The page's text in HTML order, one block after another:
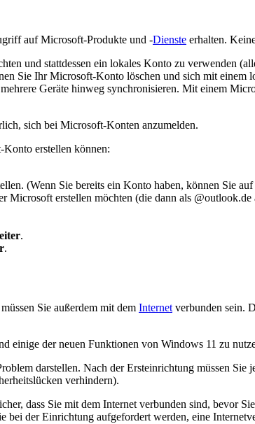
auf Microsoft-Produkte und -Dienste erhalten.
und stattdessen ein lokales Konto zu verwenden
Sie Ihr Microsoft-Konto löschen und sich mit einem
Geräte hinweg synchronisieren. Mit einem
sich bei Microsoft-Konten anzumelden.
erstellen können:
(Wenn Sie bereits ein Konto haben, können Sie
Microsoft erstellen möchten (die dann als
.
.
Sie außerdem mit dem Internet verbunden sein.
einige der neuen Funktionen von Windows 11 zu
darstellen. Nach der Ersteinrichtung müssen
verhindern).
dass Sie mit dem Internet verbunden sind, bevor
bei der Einrichtung aufgefordert werden, eine